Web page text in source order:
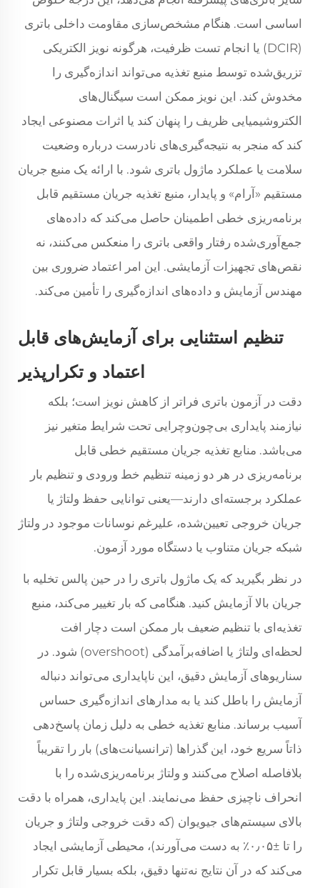
اساسی است. هنگام مشخص‌سازی مقاومت داخلی باتری
(DCIR) یا انجام تست ظرفیت، هرگونه نویز الکتریکی
تزریق‌شده توسط منبع تغذیه می‌تواند اندازه‌گیری را
مخدوش کند. این نویز ممکن است سیگنال‌های
الکتروشیمیایی ظریف را پنهان کند یا اثرات مصنوعی ایجاد
کند که منجر به نتیجه‌گیری‌های نادرست درباره وضعیت
سلامت یا عملکرد ماژول باتری شود. با ارائه یک منبع جریان
مستقیم «آرام» و پایدار، منبع تغذیه جریان مستقیم قابل
برنامه‌ریزی خطی اطمینان حاصل می‌کند که داده‌های
جمع‌آوری‌شده رفتار واقعی باتری را منعکس می‌کنند، نه
نقص‌های تجهیزات آزمایشی. این امر اعتماد ضروری بین
مهندس آزمایش و داده‌های اندازه‌گیری را تأمین می‌کند.
تنظیم استثنایی برای آزمایش‌های قابل
اعتماد و تکرارپذیر
دقت در آزمون باتری فراتر از کاهش نویز است؛ بلکه
نیازمند پایداری بی‌چون‌وچرایی تحت شرایط متغیر نیز
می‌باشد. منابع تغذیه جریان مستقیم خطی قابل
برنامه‌ریزی در هر دو زمینه تنظیم خط ورودی و تنظیم بار
عملکرد برجسته‌ای دارند—یعنی توانایی حفظ ولتاژ یا
جریان خروجی تعیین‌شده، علیرغم نوسانات موجود در ولتاژ
شبکه جریان متناوب یا دستگاه مورد آزمون.
در نظر بگیرید که یک ماژول باتری را در حین پالس تخلیه با
جریان بالا آزمایش کنید. هنگامی که بار تغییر می‌کند، منبع
تغذیه‌ای با تنظیم ضعیف بار ممکن است دچار افت
لحظه‌ای ولتاژ یا اضافه‌برآمدگی (overshoot) شود. در
سناریوهای آزمایش دقیق، این ناپایداری می‌تواند دنباله
آزمایش را باطل کند یا به مدارهای اندازه‌گیری حساس
آسیب برساند. منابع تغذیه خطی به دلیل زمان پاسخ‌دهی
ذاتاً سریع خود، این گذراها (ترانسیانت‌های) بار را تقریباً
بلافاصله اصلاح می‌کنند و ولتاژ برنامه‌ریزی‌شده را با
انحراف ناچیزی حفظ می‌نمایند. این پایداری، همراه با دقت
بالای سیستم‌های جیویوان (که دقت خروجی ولتاژ و جریان
را تا ±۰٫۰۵٪ به دست می‌آورند)، محیطی آزمایشی ایجاد
می‌کند که در آن نتایج نه‌تنها دقیق، بلکه بسیار قابل تکرار